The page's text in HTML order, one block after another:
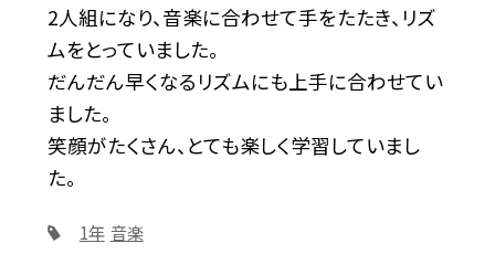
2人組になり、音楽に合わせて手をたたき、リズ
ムをとっていました。
だんだん早くなるリズムにも上手に合わせてい
ました。
笑顔がたくさん、とても楽しく学習していまし
た。
1年 音楽